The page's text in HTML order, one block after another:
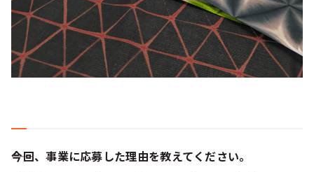
――今回、事業に応募した理由を教えてください。